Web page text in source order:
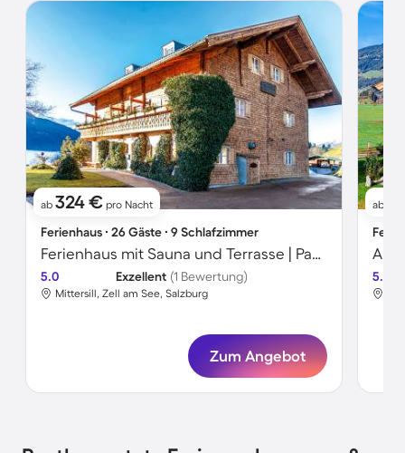
ab 324 € pro Nacht
Ferienhaus ∙ 26 Gäste ∙ 9 Schlafzimmer
Ferienhaus mit Sauna und Terrasse | Panoramablick
5.0 Exzellent (1 Bewertung)
Mittersill, Zell am See, Salzburg
Zum Angebot
ab
5.0